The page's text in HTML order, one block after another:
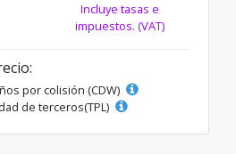
Incluye tasas e
impuestos. (VAT)
por colisión (CDW)
de terceros(TPL)